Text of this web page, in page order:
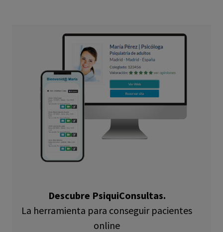
Descubre PsiquiConsultas.
La herramienta para conseguir pacientes
online